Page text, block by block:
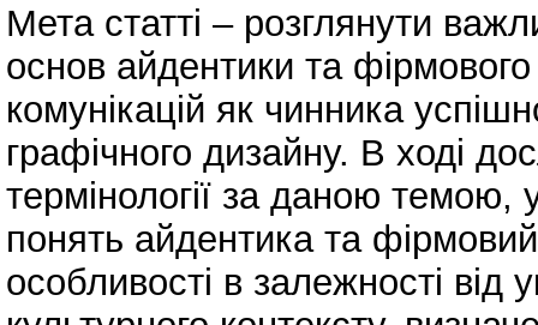
Мета статті – розглянути
основ айдентики та
комунікацій як чинника
графічного дизайну. В ході
термінології за даною темою,
понять айдентика та
особливості в залежності від